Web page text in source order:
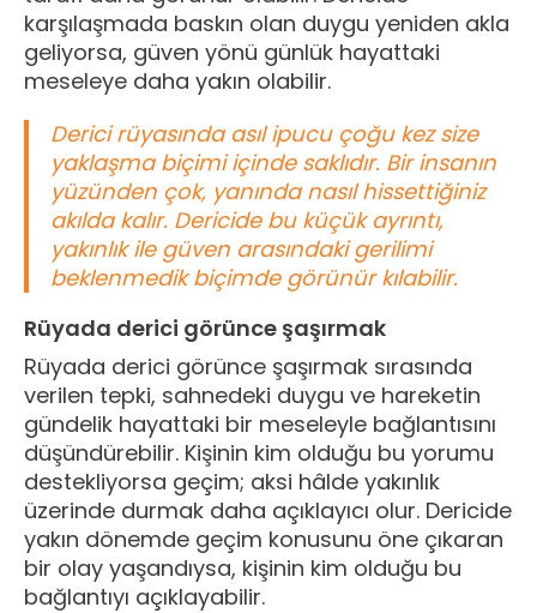
karşılaşmada baskın olan duygu yeniden akla
geliyorsa, güven yönü günlük hayattaki
meseleye daha yakın olabilir.
Derici rüyasında asıl ipucu çoğu kez size
yaklaşma biçimi içinde saklıdır. Bir insanın
yüzünden çok, yanında nasıl hissettiğiniz
akılda kalır. Dericide bu küçük ayrıntı,
yakınlık ile güven arasındaki gerilimi
beklenmedik biçimde görünür kılabilir.
Rüyada derici görünce şaşırmak
Rüyada derici görünce şaşırmak sırasında
verilen tepki, sahnedeki duygu ve hareketin
gündelik hayattaki bir meseleyle bağlantısını
düşündürebilir. Kişinin kim olduğu bu yorumu
destekliyorsa geçim; aksi hâlde yakınlık
üzerinde durmak daha açıklayıcı olur. Dericide
yakın dönemde geçim konusunu öne çıkaran
bir olay yaşandıysa, kişinin kim olduğu bu
bağlantıyı açıklayabilir.